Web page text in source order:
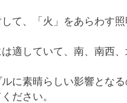
て、「火」をあらわす
適していて、南、南西
に素晴らしい影響とな
ださい。